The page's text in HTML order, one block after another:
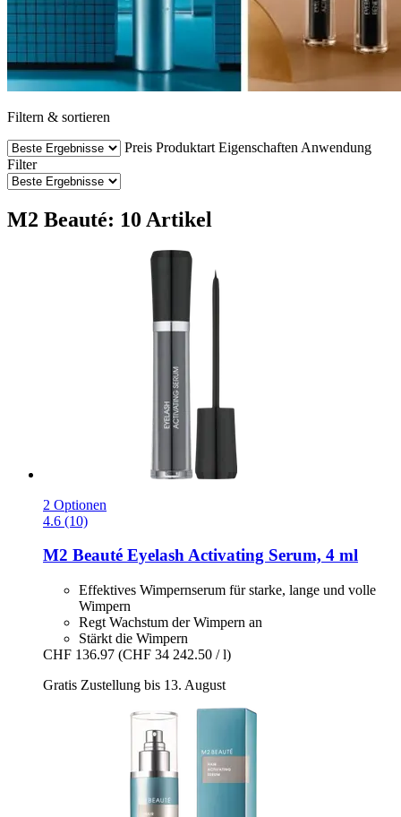
Filtern & sortieren
Preis Produktart Eigenschaften Anwendung
Filter
M2 Beauté: 10 Artikel
2 Optionen
4.6 (10)
M2 Beauté Eyelash Activating Serum, 4 ml
Effektives Wimpernserum für starke, lange und volle
Wimpern
Regt Wachstum der Wimpern an
Stärkt die Wimpern
CHF 136.97 (CHF 34 242.50 / l)
Gratis Zustellung bis 13. August